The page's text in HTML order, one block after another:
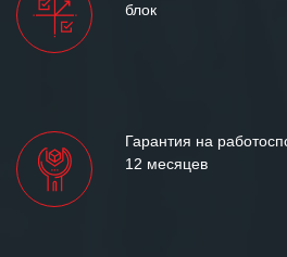
блок
Гарантия на
12 месяцев